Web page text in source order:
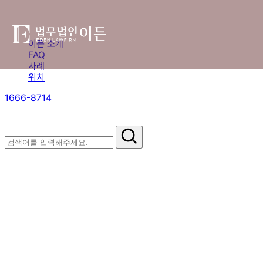
이든 소개
FAQ
사례
위치
1666-8714